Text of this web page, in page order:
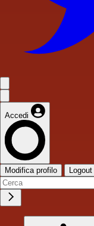
Accedi
Modifica profilo Logout